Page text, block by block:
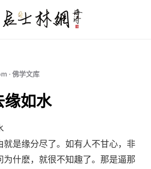
· 佛学文库
缘如水
就是缘分尽了。如有人不甘心，非
为什麽，就很不知趣了。那是逼那